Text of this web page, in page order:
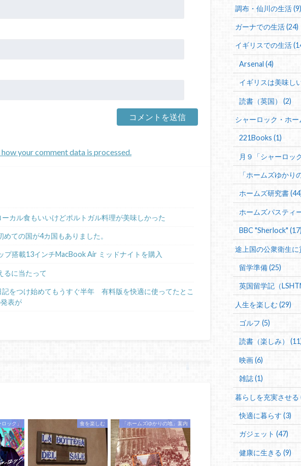
how your comment data is processed.
ーカル食もいいけどポルトガル料理が美味しかった
めての国が4カ国もありました。
プ搭載13インチMacBook Air ミッドナイトを購入
るに当たって
記をつけ始めてもうすぐ半年 有料版を快適に使ってたとこ
表が
ック」 食を楽しむ 「ホームズゆかりの地」案内
調布・仙川の生活 (9)
ガーナでの生活 (24)
イギリスでの生活
Arsenal (4)
イギリスは美味し
読書（英国） (2)
シャーロック・ホー
221Books (1)
月９「シャーロッ
「ホームズゆかり
ホームズ研究書
ホームズパスティ
BBC "Sherlock" (17)
途上国の公衆衛生に
留学準備 (25)
英国留学記（
人生を楽しむ (29)
ゴルフ (5)
読書（楽しみ）
映画 (6)
雑誌 (1)
暮らしを充実させる
快適に暮らす (3)
ガジェット (47)
健康に生きる (9)